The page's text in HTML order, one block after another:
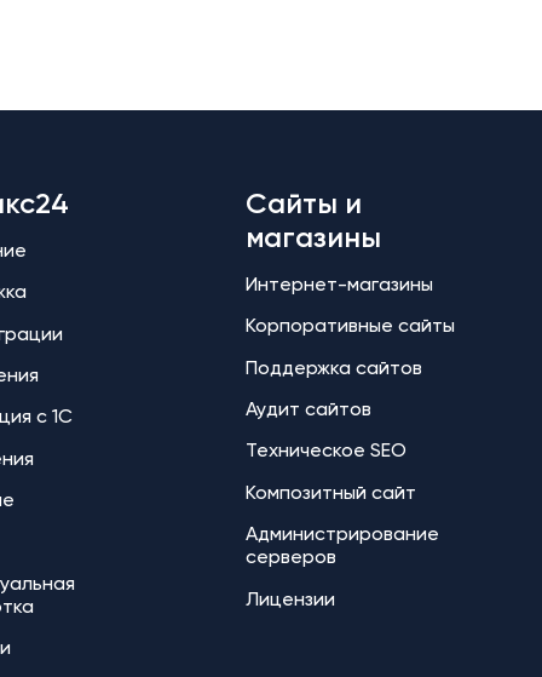
с 1С
Сайты и
магазины
Интернет-магазины
Корпоративные сайты
Поддержка сайтов
Аудит сайтов
Техническое SEO
Композитный сайт
Администрирование
серверов
Лицензии